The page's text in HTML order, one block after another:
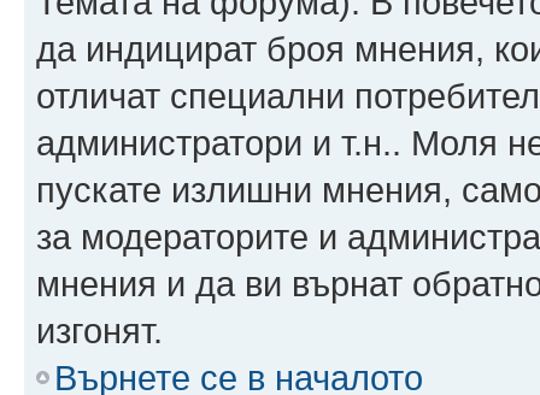
да индицират броя мнения,
отличат специални
администратори и т.н.. Моля
пускате излишни мнения,
за модераторите и
мнения и да ви върнат
изгонят.
Върнете се в началото